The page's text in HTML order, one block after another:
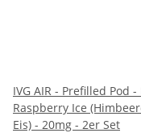
IVG AIR - Prefilled Pod -
Raspberry Ice
Eis) - 20mg - 2er Set